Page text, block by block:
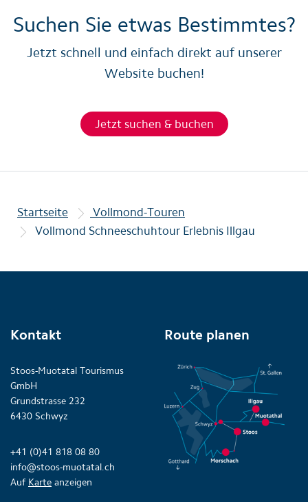
Suchen Sie etwas Bestimmtes?
Jetzt schnell und einfach direkt auf unserer
Website buchen!
Jetzt suchen & buchen
Startseite
Vollmond-Touren
Vollmond Schneeschuhtour Erlebnis Illgau
Kontakt
Stoos-Muotatal Tourismus
GmbH
Grundstrasse 232
6430 Schwyz
+41 (0)41 818 08 80
info@stoos-muotatal.ch
Auf Karte anzeigen
Route planen